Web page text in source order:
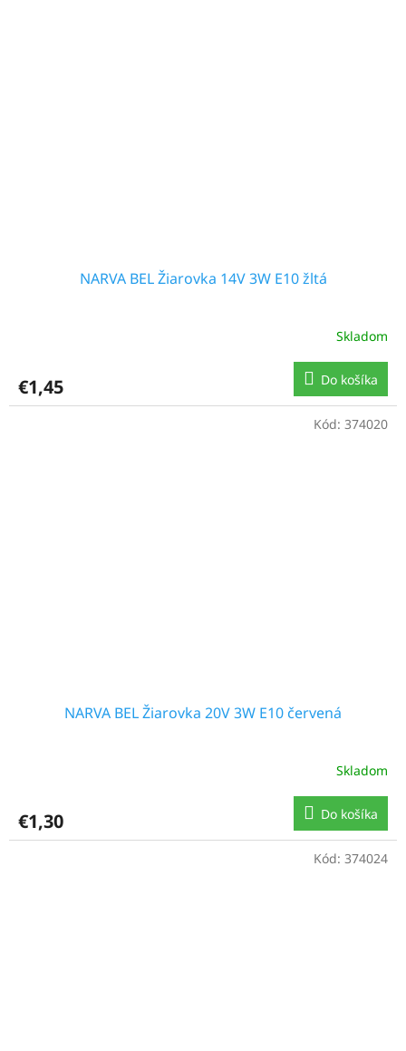
NARVA BEL Žiarovka 14V 3W E10 žltá
Skladom
€1,45 Do košíka
NARVA BEL Žiarovka 20V 3W E10 červená
Skladom
€1,30 Do košíka
Kód: 374020
Kód: 374024